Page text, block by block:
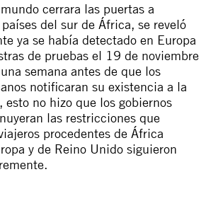
cerrara las puertas a
del sur de África, se reveló
ya se había detectado en Europa
de pruebas el 19 de noviembre
semana antes de que los
notificaran su existencia a la
esto no hizo que los gobiernos
las restricciones que
procedentes de África
y de Reino Unido siguieron